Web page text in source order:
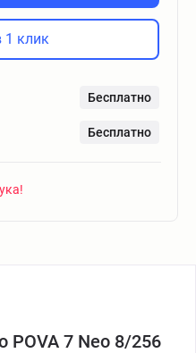
1 клик
Бесплатно
Бесплатно
POVA 7 Neo 8/256